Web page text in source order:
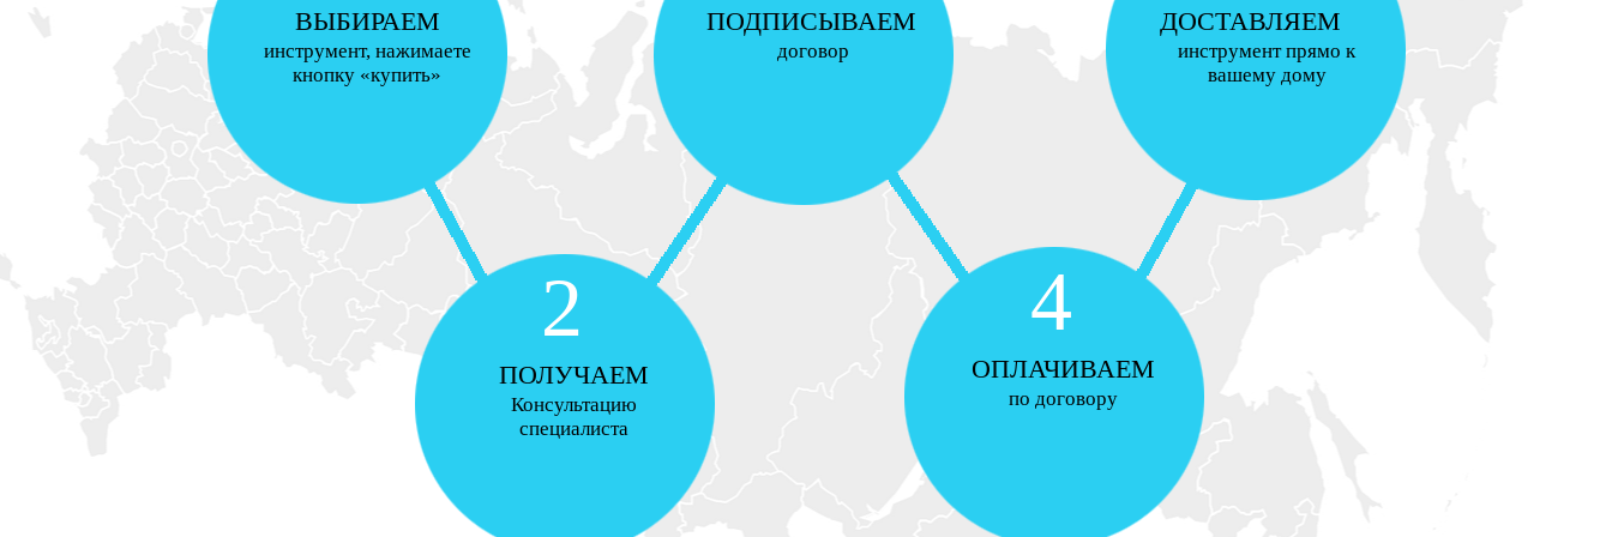
ВЫБИРАЕМ
инструмент, нажимаете
кнопку «купить»
ПОДПИСЫВАЕМ
договор
ДОСТАВЛЯЕМ
инструмент прямо к
вашему дому
2
ПОЛУЧАЕМ
Консультацию
специалиста
4
ОПЛАЧИВАЕМ
по договору